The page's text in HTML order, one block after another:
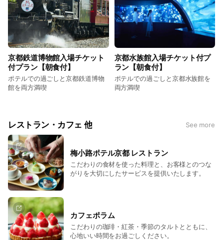
京都鉄道博物館入場チケット
付プラン【朝食付】
ポテルでの過ごしと京都鉄道博物
館を両方満喫
京都水族館入場チケット付プ
ラン【朝食付】
ポテルでの過ごしと京都水族館を
両方満喫
レストラン・カフェ 他 See more
梅小路ポテル京都 レストラン
こだわりの食材を使った料理と、お客様とのつな
がりを大切にしたサービスを提供いたします。
カフェポラム
こだわりの珈琲・紅茶・季節のタルトとともに、
心地いい時間をお過ごしください。